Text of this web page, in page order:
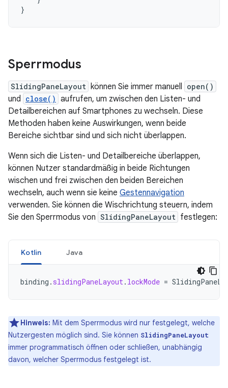
}
Sperrmodus
SlidingPaneLayout können Sie immer manuell open()
und close() aufrufen, um zwischen den Listen- und
Detailbereichen auf Smartphones zu wechseln. Diese
Methoden haben keine Auswirkungen, wenn beide
Bereiche sichtbar sind und sich nicht überlappen.
Wenn sich die Listen- und Detailbereiche überlappen,
können Nutzer standardmäßig in beide Richtungen
wischen und frei zwischen den beiden Bereichen
wechseln, auch wenn sie keine Gestennavigation
verwenden. Sie können die Wischrichtung steuern, indem
Sie den Sperrmodus von SlidingPaneLayout festlegen:
Kotlin Java
binding . slidingPaneLayout. lockMode =
Hinweis: Mit dem Sperrmodus wird nur festgelegt, welche
Nutzergesten möglich sind. Sie können SlidingPaneLayout
immer programmatisch öffnen oder schließen, unabhängig
davon, welcher Sperrmodus festgelegt ist.